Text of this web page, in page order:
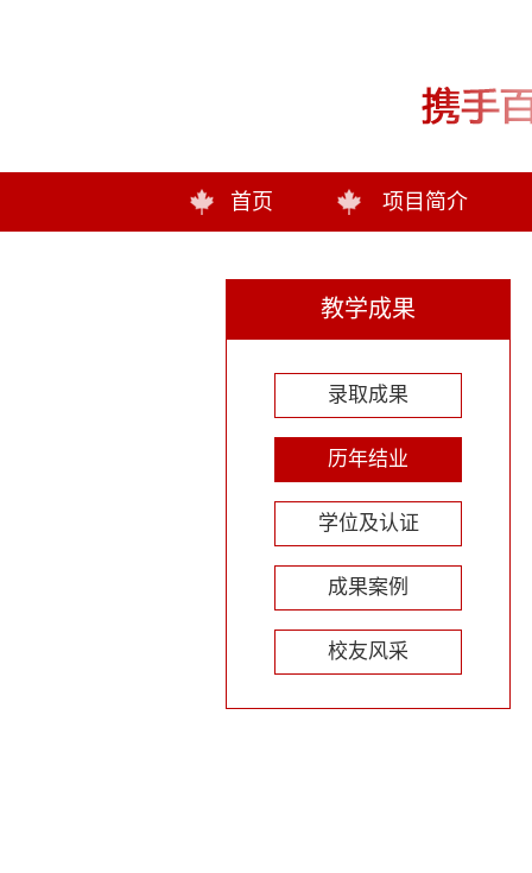
首页 项目简介
教学成果
录取成果
历年结业
学位及认证
成果案例
校友风采